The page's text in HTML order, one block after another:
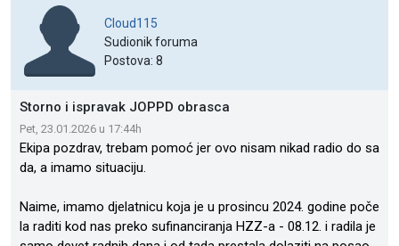
Cloud115
Sudionik foruma
Postova: 8
Storno i ispravak JOPPD obrasca
Pet, 23.01.2026 u 17:44h
Ekipa pozdrav, trebam pomoć jer ovo nisam nikad radio do sa
da, a imamo situaciju.
Naime, imamo djelatnicu koja je u prosincu 2024. godine poče
la raditi kod nas preko sufinanciranja HZZ-a - 08.12. i radila je